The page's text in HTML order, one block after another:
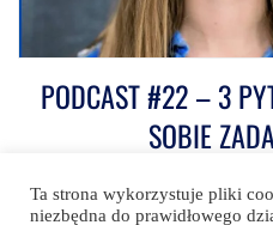
PODCAST #22 – 3
SOBIE
Czas
Ta strona wykorzystuje pliki
niezbędna do prawidłowego